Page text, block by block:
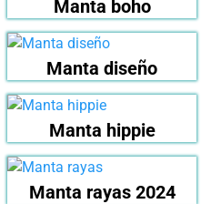
Manta boho
Manta diseño
Manta hippie
Manta rayas 2024